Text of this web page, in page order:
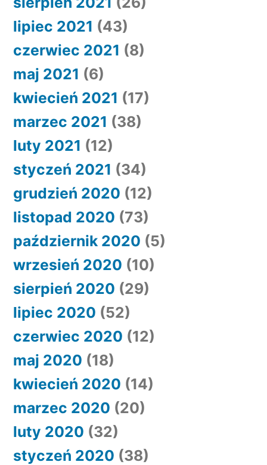
lipiec 2021 (43)
czerwiec 2021 (8)
maj 2021 (6)
kwiecień 2021 (17)
marzec 2021 (38)
luty 2021 (12)
styczeń 2021 (34)
grudzień 2020 (12)
listopad 2020 (73)
październik 2020 (5)
wrzesień 2020 (10)
sierpień 2020 (29)
lipiec 2020 (52)
czerwiec 2020 (12)
maj 2020 (18)
kwiecień 2020 (14)
marzec 2020 (20)
luty 2020 (32)
styczeń 2020 (38)